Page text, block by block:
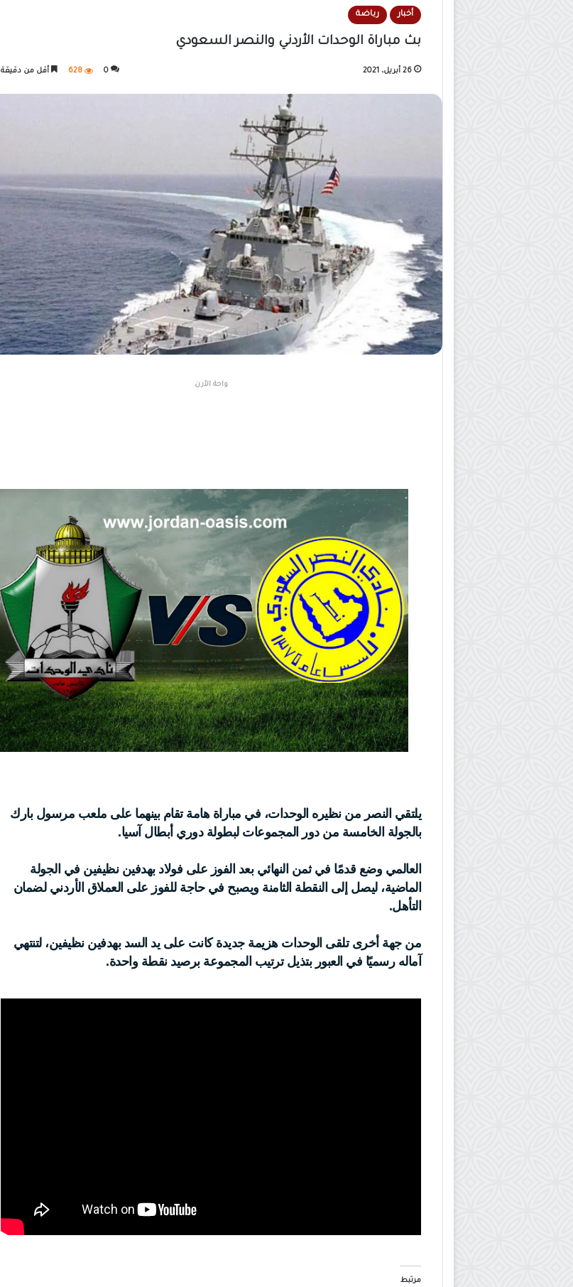
أخبار رياضة
بث مباراة الوحدات الأردني والنصر السعودي
26 أبريل، 2021 0
628 أقل من دقيقة
واحة الأرن
يلتقي النصر من نظيره الوحدات، في مباراة هامة تقام بينهما على ملعب مرسول بارك
بالجولة الخامسة من دور المجموعات لبطولة دوري أبطال آسيا.
العالمي وضع قدمًا في ثمن النهائي بعد الفوز على فولاد بهدفين نظيفين في الجولة
الماضية، ليصل إلى النقطة الثامنة ويصبح في حاجة للفوز على العملاق الأردني لضمان
التأهل.
من جهة أخرى تلقى الوحدات هزيمة جديدة كانت على يد السد بهدفين نظيفين، لتنتهي
آماله رسميًا في العبور بتذيل ترتيب المجموعة برصيد نقطة واحدة.
مرتبط